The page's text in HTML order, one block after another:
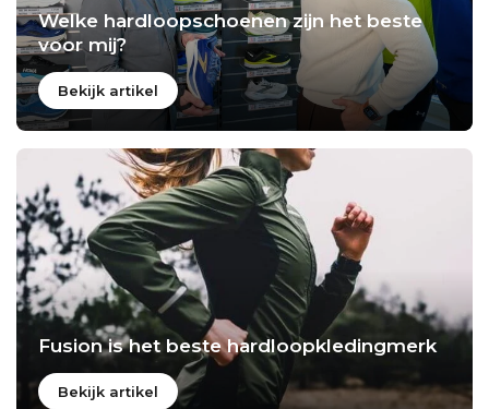
Welke hardloopschoenen zijn het beste
voor mij?
Bekijk artikel
Fusion is het beste hardloopkledingmerk
Bekijk artikel